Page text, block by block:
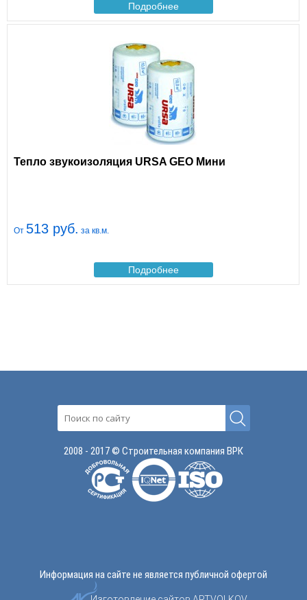
Подробнее
Тепло звукоизоляция URSA GEO Мини
От 513 руб. за кв.м.
Подробнее
2008 - 2017 © Строительная компания ВРК
Информация на сайте не является публичной офертой